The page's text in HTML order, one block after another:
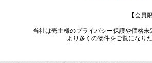
【会員
当社は売主様のプライバシー保護や価格
より多くの物件をご覧になり